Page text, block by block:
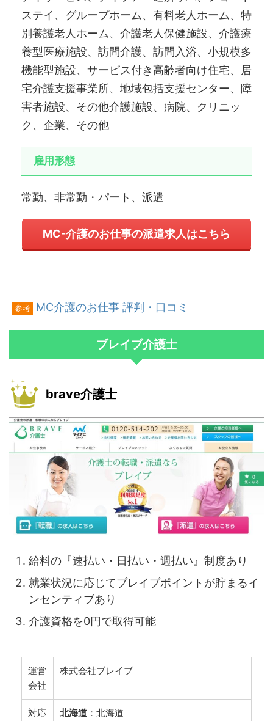
ステイ、グループホーム、有料老人ホーム、特
別養護老人ホーム、介護老人保健施設、介護療
養型医療施設、訪問介護、訪問入浴、小規模多
機能型施設、サービス付き高齢者向け住宅、居
宅介護支援事業所、地域包括支援センター、障
害者施設、その他介護施設、病院、クリニッ
ク、企業、その他
雇用形態
常勤、非常勤・パート、派遣
MC-介護のお仕事の派遣求人はこちら
参考 MC介護のお仕事 評判・口コミ
ブレイブ介護士
brave介護士
給料の『速払い・日払い・週払い』制度あり
就業状況に応じてブレイブポイントが貯まるイ
ンセンティブあり
介護資格を0円で取得可能
運営
会社
株式会社ブレイブ
対応 北海道 ：北海道